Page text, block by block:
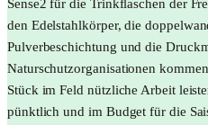
Sense2 für die Trinkflaschen der
den Edelstahlkörper, die
Pulverbeschichtung und die
Naturschutzorganisationen
Stück im Feld nützliche Arbeit
pünktlich und im Budget für die